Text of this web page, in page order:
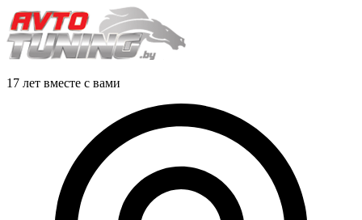
17 лет вместе с вами